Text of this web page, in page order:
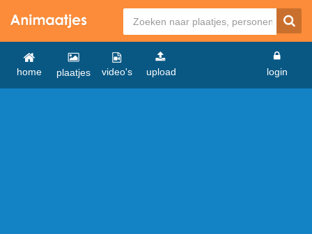
home plaatjes video's upload login